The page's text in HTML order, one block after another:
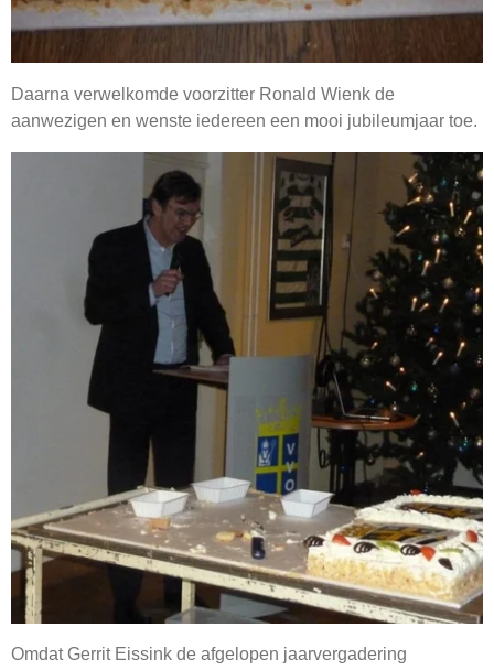
Daarna verwelkomde voorzitter Ronald Wienk de
aanwezigen en wenste iedereen een mooi jubileumjaar toe.
Omdat Gerrit Eissink de afgelopen jaarvergadering